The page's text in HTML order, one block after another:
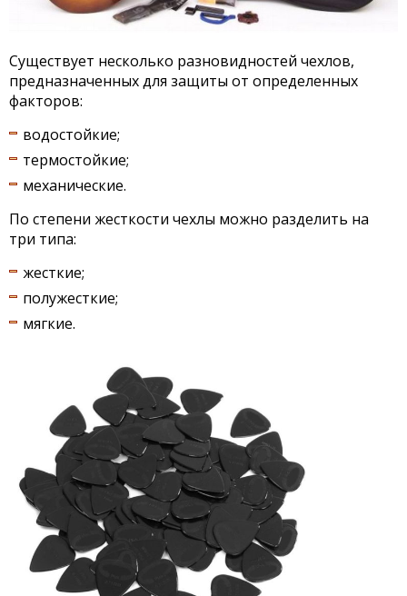
Существует несколько разновидностей чехлов,
предназначенных для защиты от определенных
факторов:
водостойкие;
термостойкие;
механические.
По степени жесткости чехлы можно разделить на
три типа:
жесткие;
полужесткие;
мягкие.